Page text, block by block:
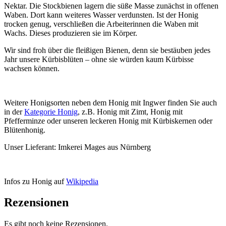
Nektar. Die Stockbienen lagern die süße Masse zunächst in offenen
Waben. Dort kann weiteres Wasser verdunsten. Ist der Honig
trocken genug, verschließen die Arbeiterinnen die Waben mit
Wachs. Dieses produzieren sie im Körper.
Wir sind froh über die fleißigen Bienen, denn sie bestäuben jedes
Jahr unsere Kürbisblüten – ohne sie würden kaum Kürbisse
wachsen können.
Weitere Honigsorten neben dem Honig mit Ingwer finden Sie auch
in derKategorie Honig, z.B. Honig mit Zimt, Honig mit
Pfefferminze oder unseren leckeren Honig mit Kürbiskernen oder
Blütenhonig.
Unser Lieferant: Imkerei Mages aus Nürnberg
Infos zu Honig aufWikipedia
Rezensionen
Es gibt noch keine Rezensionen.